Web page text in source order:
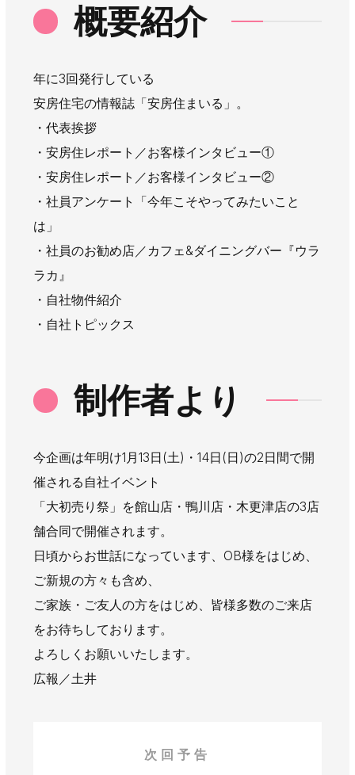
概要紹介
年に3回発行している
安房住宅の情報誌「安房住まいる」。
・代表挨拶
・安房住レポート／お客様インタビュー①
・安房住レポート／お客様インタビュー②
・社員アンケート「今年こそやってみたいこと
は」
・社員のお勧め店／カフェ&ダイニングバー『ウラ
ラカ』
・自社物件紹介
・自社トピックス
制作者より
今企画は年明け1月13日(土)・14日(日)の2日間で開
催される自社イベント
「大初売り祭」を館山店・鴨川店・木更津店の3店
舗合同で開催されます。
日頃からお世話になっています、OB様をはじめ、
ご新規の方々も含め、
ご家族・ご友人の方をはじめ、皆様多数のご来店
をお待ちしております。
よろしくお願いいたします。
広報／土井
次回予告